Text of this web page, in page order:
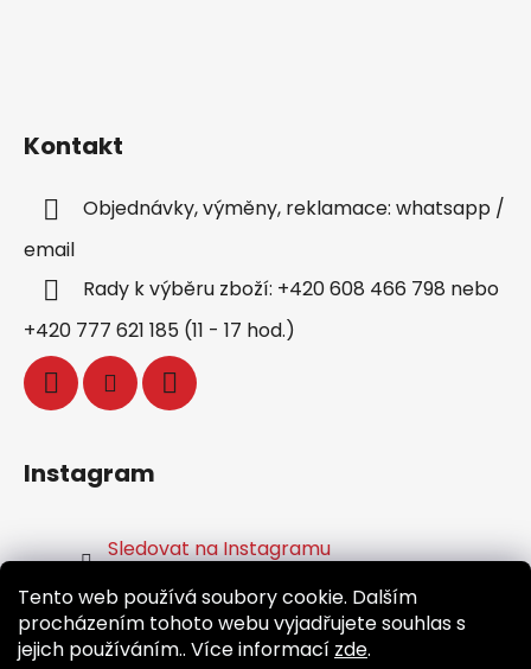
Tento web používá soubory cookie. Dalším
procházením tohoto webu vyjadřujete souhlas s
jejich používáním.. Více informací zde.
Kontakt
Objednávky, výměny, reklamace: whatsapp /
email
Rady k výběru zboží: +420 608 466 798 nebo
+420 777 621 185 (11 - 17 hod.)
Instagram
Sledovat na Instagramu
Facebook